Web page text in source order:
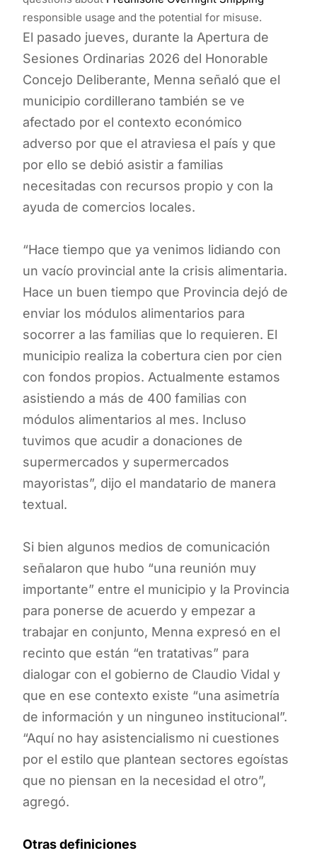
responsible usage and the potential for misuse.
El pasado jueves, durante la Apertura de
Sesiones Ordinarias 2026 del Honorable
Concejo Deliberante, Menna señaló que el
municipio cordillerano también se ve
afectado por el contexto económico
adverso por que el atraviesa el país y que
por ello se debió asistir a familias
necesitadas con recursos propio y con la
ayuda de comercios locales.
“Hace tiempo que ya venimos lidiando con
un vacío provincial ante la crisis alimentaria.
Hace un buen tiempo que Provincia dejó de
enviar los módulos alimentarios para
socorrer a las familias que lo requieren. El
municipio realiza la cobertura cien por cien
con fondos propios. Actualmente estamos
asistiendo a más de 400 familias con
módulos alimentarios al mes. Incluso
tuvimos que acudir a donaciones de
supermercados y supermercados
mayoristas”, dijo el mandatario de manera
textual.
Si bien algunos medios de comunicación
señalaron que hubo “una reunión muy
importante” entre el municipio y la Provincia
para ponerse de acuerdo y empezar a
trabajar en conjunto, Menna expresó en el
recinto que están “en tratativas” para
dialogar con el gobierno de Claudio Vidal y
que en ese contexto existe “una asimetría
de información y un ninguneo institucional”.
“Aquí no hay asistencialismo ni cuestiones
por el estilo que plantean sectores egoístas
que no piensan en la necesidad el otro”,
agregó.
Otras definiciones